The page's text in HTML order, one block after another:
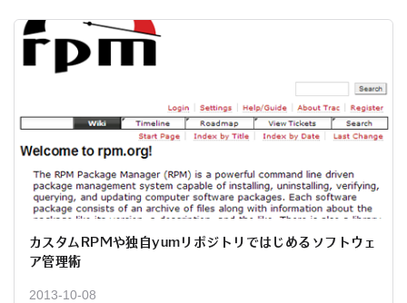
カスタムRPMや独自yumリポジトリではじめるソフトウェ
ア管理術
2013-10-08